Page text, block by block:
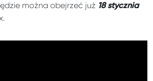
można obejrzeć już 18 stycznia